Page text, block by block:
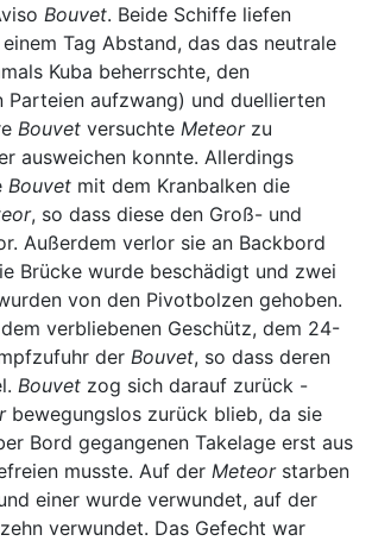
Bouvet. Beide Schiffe liefen
Tag Abstand, das das neutrale
Kuba beherrschte, den
Parteien aufzwang) und duellierten
Bouvet versuchte Meteorzu
ausweichen konnte. Allerdings
Bouvet mit dem Kranbalken die
, so dass diese den Groß- und
Außerdem verlor sie an Backbord
Brücke wurde beschädigt und zwei
von den Pivotbolzen gehoben.
verbliebenen Geschütz, dem 24-
der Bouvet, so dass deren
Bouvet zog sich darauf zurück -
bewegungslos zurück blieb, da sie
Bord gegangenen Takelage erst aus
musste. Auf der Meteorstarben
einer wurde verwundet, auf der
verwundet. Das Gefecht war